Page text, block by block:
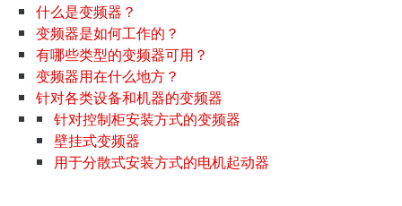
什么是变频器？
变频器是如何工作的？
有哪些类型的变频器可用？
变频器用在什么地方？
针对各类设备和机器的变频器
针对控制柜安装方式的变频器
壁挂式变频器
用于分散式安装方式的电机起动器